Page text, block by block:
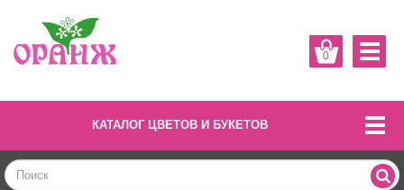
0
КАТАЛОГ ЦВЕТОВ И БУКЕТОВ